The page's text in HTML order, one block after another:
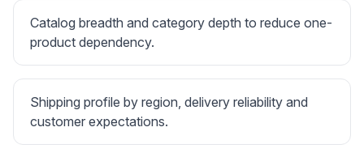
Catalog breadth and category depth to reduce one-
product dependency.
Shipping profile by region, delivery reliability and
customer expectations.